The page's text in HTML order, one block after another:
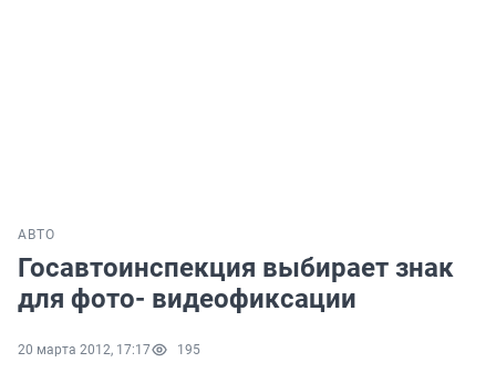
АВТО
Госавтоинспекция выбирает знак
для фото- видеофиксации
20 марта 2012, 17:17 195